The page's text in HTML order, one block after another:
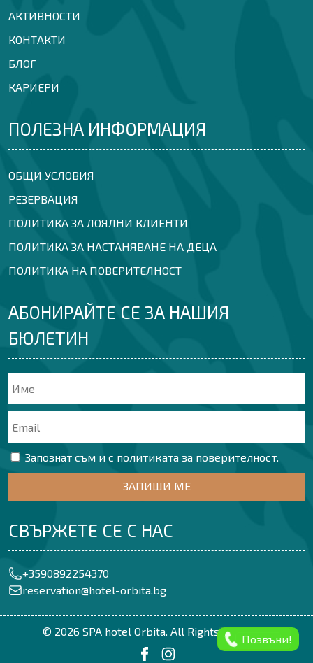
АКТИВНОСТИ
КОНТАКТИ
БЛОГ
КАРИЕРИ
ПОЛЕЗНА ИНФОРМАЦИЯ
ОБЩИ УСЛОВИЯ
РЕЗЕРВАЦИЯ
ПОЛИТИКА ЗА ЛОЯЛНИ КЛИЕНТИ
ПОЛИТИКА ЗА НАСТАНЯВАНЕ НА ДЕЦА
ПОЛИТИКА НА ПОВЕРИТЕЛНОСТ
АБОНИРАЙТЕ СЕ ЗА НАШИЯ
БЮЛЕТИН
Запознат съм и с политиката за поверителност.
СВЪРЖЕТЕ СЕ С НАС
+3590892254370
reservation@hotel-orbita.bg
© 2026 SPA hotel Orbita. All Rights Reserved
Позвъни!